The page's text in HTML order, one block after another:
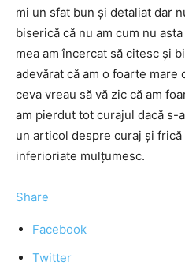
mi un sfat bun şi detaliat dar
biserică că nu am cum nu
mea am încercat să citesc şi
adevărat că am o foarte mare
ceva vreau să vă zic că am
am pierdut tot curajul dacă s-
un articol despre curaj şi
inferioriate mulţumesc.
Share
Facebook
Twitter